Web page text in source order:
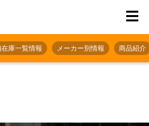
在庫一覧情報 メーカー別情報 商品紹介